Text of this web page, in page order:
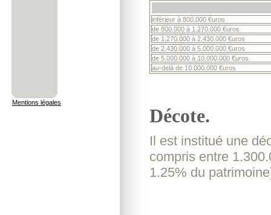
Mentions légales
inférieur à 800.000 €uros
de 800.000 à 1.270.000 €uros
de 1.270.000 à 2.430.000 €uros
de 2.430.000 à 5.000.000 €uros
de 5.000.000 à 10.000.000 €uros
au-delà de 10.000.000 €uros
Décote.
Il est institué une
compris entre
1.25% du